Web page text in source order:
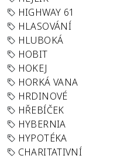
HIGHWAY 61
HLASOVÁNÍ
HLUBOKÁ
HOBIT
HOKEJ
HORKÁ VANA
HRDINOVÉ
HŘEBÍČEK
HYBERNIA
HYPOTÉKA
CHARITATIVNÍ